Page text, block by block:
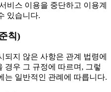
비스 이용을 중단하고 이용계
있습니다.
칙)
되지 않은 사항은 관계 법령에
경우 그 규정에 따르며, 그렇
는 일반적인 관례에 따릅니다.